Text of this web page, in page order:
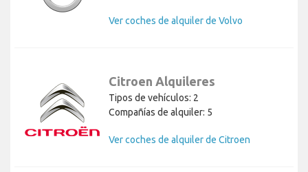
Ver coches de alquiler de Volvo
Citroen Alquileres
Tipos de vehículos: 2
Compañías de alquiler: 5
Ver coches de alquiler de Citroen